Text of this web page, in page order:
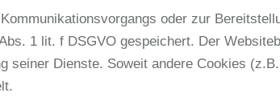
oder zur
1 lit. f DSGVO gespeichert. Der
seiner Dienste. Soweit andere Cookies